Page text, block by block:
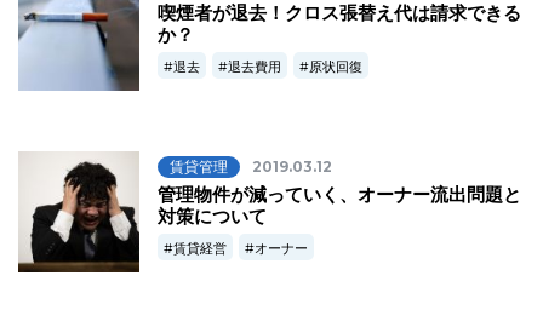
喫煙者が退去！クロス張替え代は請求できる
か？
退去 退去費用 原状回復
賃貸管理 2019.03.12
管理物件が減っていく、オーナー流出問題と
対策について
賃貸経営 オーナー